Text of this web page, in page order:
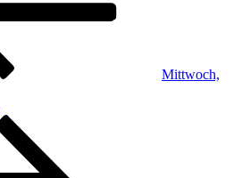
Mittwoch,